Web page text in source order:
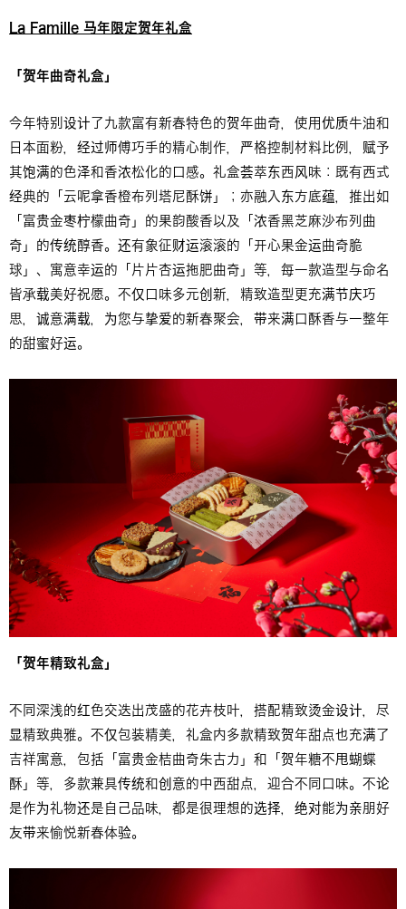
La Famille 马年限定贺年礼盒
「贺年曲奇礼盒」
今年特别设计了九款富有新春特色的贺年曲奇，使用优质牛油和
日本面粉，经过师傅巧手的精心制作，严格控制材料比例，赋予
其饱满的色泽和香浓松化的口感。礼盒荟萃东西风味：既有西式
经典的「云呢拿香橙布列塔尼酥饼」；亦融入东方底蕴，推出如
「富贵金枣柠檬曲奇」的果韵酸香以及「浓香黑芝麻沙布列曲
奇」的传统醇香。还有象征财运滚滚的「开心果金运曲奇脆
球」、寓意幸运的「片片杏运拖肥曲奇」等，每一款造型与命名
皆承载美好祝愿。不仅口味多元创新，精致造型更充满节庆巧
思，诚意满载，为您与挚爱的新春聚会，带来满口酥香与一整年
的甜蜜好运。
「贺年精致礼盒」
不同深浅的红色交迭出茂盛的花卉枝叶，搭配精致烫金设计，尽
显精致典雅。不仅包装精美，礼盒内多款精致贺年甜点也充满了
吉祥寓意，包括「富贵金桔曲奇朱古力」和「贺年糖不甩蝴蝶
酥」等，多款兼具传统和创意的中西甜点，迎合不同口味。不论
是作为礼物还是自己品味，都是很理想的选择，绝对能为亲朋好
友带来愉悦新春体验。